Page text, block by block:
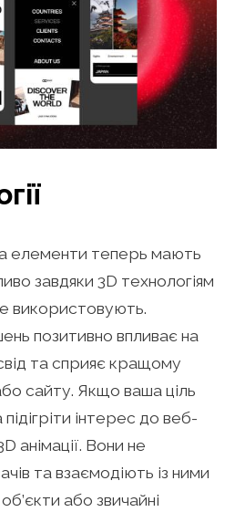
елементи теперь мають
завдяки 3D технологіям
використовують.
позитивно впливає на
та сприяє кращому
сайту. Якщо ваша ціль
інтерес до веб-
анімації. Вони не
та взаємодіють із ними
або звичайні